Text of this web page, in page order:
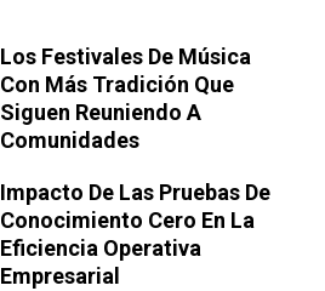
Los Festivales De Música
Con Más Tradición Que
Siguen Reuniendo A
Comunidades
Impacto De Las Pruebas De
Conocimiento Cero En La
Eficiencia Operativa
Empresarial